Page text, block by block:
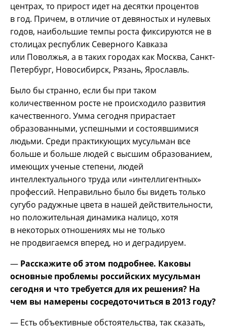
центрах, то прирост идет на десятки процентов
в год. Причем, в отличие от девяностых и нулевых
годов, наибольшие темпы роста фиксируются не в
столицах республик Северного Кавказа
или Поволжья, а в таких городах как Москва, Санкт-
Петербург, Новосибирск, Рязань, Ярославль.
Было бы странно, если бы при таком
количественном росте не происходило развития
качественного. Умма сегодня прирастает
образованными, успешными и состоявшимися
людьми. Среди практикующих мусульман все
больше и больше людей с высшим образованием,
имеющих ученые степени, людей
интеллектуального труда или «интеллигентных»
профессий. Неправильно было бы видеть только
сугубо радужные цвета в нашей действительности,
но положительная динамика налицо, хотя
в некоторых отношениях мы не только
не продвигаемся вперед, но и деградируем.
— Расскажите об этом подробнее. Каковы
основные проблемы российских мусульман
сегодня и что требуется для их решения? На
чем вы намерены сосредоточиться в 2013 году?
— Есть объективные обстоятельства, так сказать,